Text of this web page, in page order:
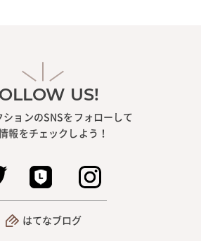
US!
ションのSNSをフォローして
報をチェックしよう！
はてなブログ